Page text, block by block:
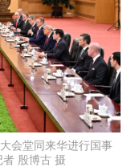
会堂同来华进行国事
殷博古 摄